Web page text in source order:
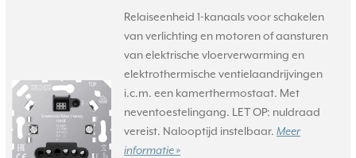
Relaiseenheid 1-kanaals voor schakelen
van verlichting en motoren of aansturen
van elektrische vloerverwarming en
elektrothermische ventielaandrijvingen
i.c.m. een kamerthermostaat. Met
neventoestelingang. LET OP: nuldraad
vereist. Nalooptijd instelbaar. Meer
informatie »